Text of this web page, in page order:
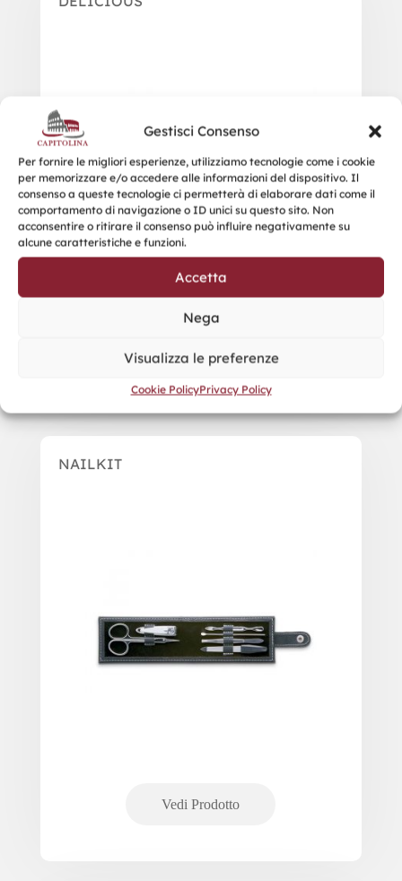
Gestisci Consenso
Per fornire le migliori esperienze, utilizziamo tecnologie come i cookie
per memorizzare e/o accedere alle informazioni del dispositivo. Il
consenso a queste tecnologie ci permetterà di elaborare dati come il
comportamento di navigazione o ID unici su questo sito. Non
acconsentire o ritirare il consenso può influire negativamente su
alcune caratteristiche e funzioni.
Accetta
Nega
Visualizza le preferenze
Cookie PolicyPrivacy Policy
NAILKIT